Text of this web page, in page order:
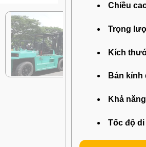
Chiều
Trọng
Kích
Bán kính
Khả
Tốc độ di